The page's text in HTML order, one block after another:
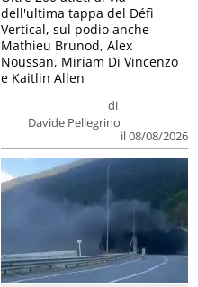
di
Davide Pellegrino
il 08/08/2026
dell'ultima tappa del Défì
Vertical, sul podio anche
Mathieu Brunod, Alex
Noussan, Miriam Di Vincenzo
e Kaitlin Allen